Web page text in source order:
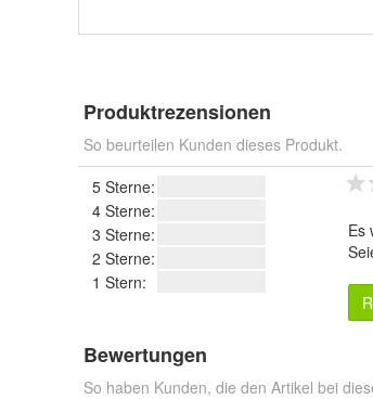
Produktrezensionen
So beurteilen Kunden dieses Produkt.
5 Sterne:
4 Sterne:
3 Sterne:
2 Sterne:
1 Stern:
Es
Bewertungen
So haben Kunden, die den Artikel bei